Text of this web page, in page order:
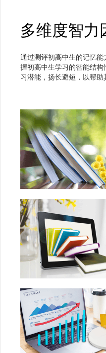
多维度智
通过测评初高中生的记忆
握初高中生学习的智能结
习潜能，扬长避短，以帮助